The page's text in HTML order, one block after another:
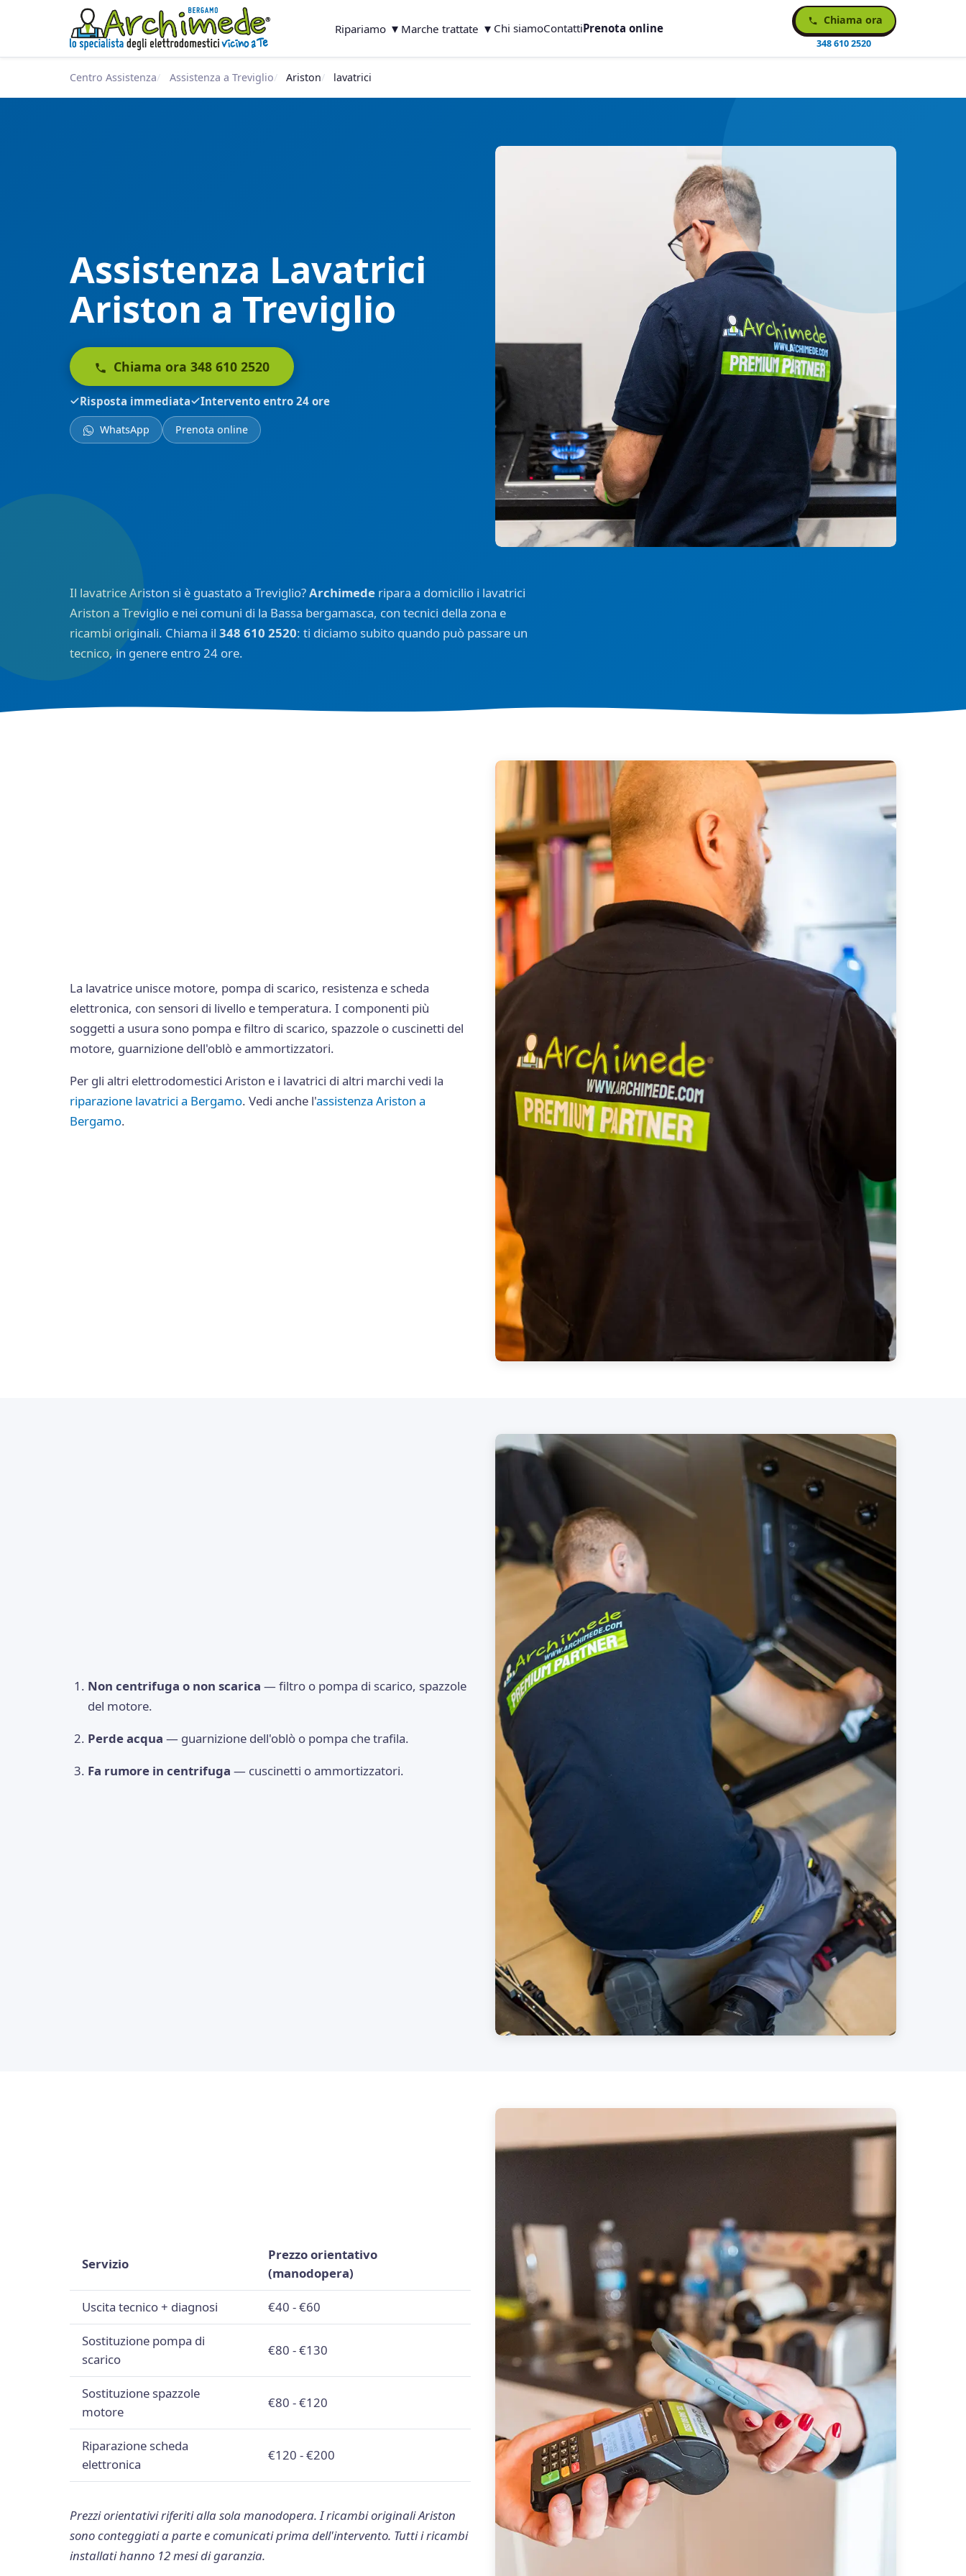
Ripariamo ▾ Marche trattate ▾ Chi siamoContattiPrenota online
Chiama ora
348 610 2520
Centro Assistenza Assistenza a Treviglio Ariston lavatrici
Assistenza Lavatrici
Ariston a Treviglio
Chiama ora 348 610 2520
Risposta immediata Intervento entro 24 ore
WhatsApp Prenota online
Il lavatrice Ariston si è guastato a Treviglio?Archimede ripara a domicilio i lavatrici
Ariston a Treviglio e nei comuni di la Bassa bergamasca, con tecnici della zona e
ricambi originali. Chiama il348 610 2520: ti diciamo subito quando può passare un
tecnico, in genere entro 24 ore.
La lavatrice unisce motore, pompa di scarico, resistenza e scheda
elettronica, con sensori di livello e temperatura. I componenti più
soggetti a usura sono pompa e filtro di scarico, spazzole o cuscinetti del
motore, guarnizione dell'oblò e ammortizzatori.
Per gli altri elettrodomestici Ariston e i lavatrici di altri marchi vedi la
riparazione lavatrici a Bergamo. Vedi anche l'assistenza Ariston a
Bergamo.
Non centrifuga o non scarica — filtro o pompa di scarico, spazzole
del motore.
Perde acqua — guarnizione dell'oblò o pompa che trafila.
Fa rumore in centrifuga — cuscinetti o ammortizzatori.
Servizio
Prezzo orientativo
(manodopera)
Uscita tecnico + diagnosi €40 - €60
Sostituzione pompa di
scarico
€80 - €130
Sostituzione spazzole
motore
€80 - €120
Riparazione scheda
elettronica
€120 - €200
Prezzi orientativi riferiti alla sola manodopera. I ricambi originali Ariston
sono conteggiati a parte e comunicati prima dell'intervento. Tutti i ricambi
installati hanno 12 mesi di garanzia.